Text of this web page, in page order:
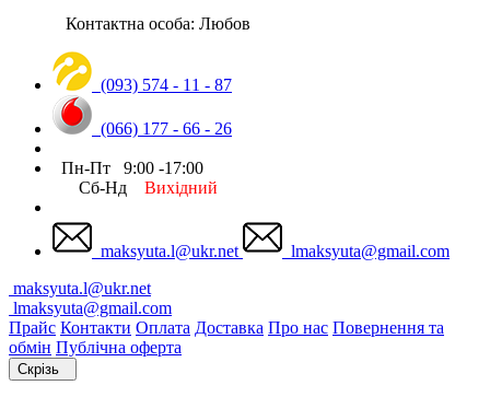
Контактна особа: Любов
(093) 574 - 11 - 87
(066) 177 - 66 - 26
Пн-Пт 9:00 -17:00
Сб-Нд Вихідний
maksyuta.l@ukr.net
lmaksyuta@gmail.com
maksyuta.l@ukr.net
lmaksyuta@gmail.com
Прайс Контакти Оплата Доставка Про нас Повернення та
обмін Публічна оферта
Скрізь